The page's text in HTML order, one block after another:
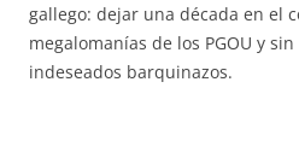
gallego: dejar una década en el
megalomanías de los PGOU y
indeseados barquinazos.